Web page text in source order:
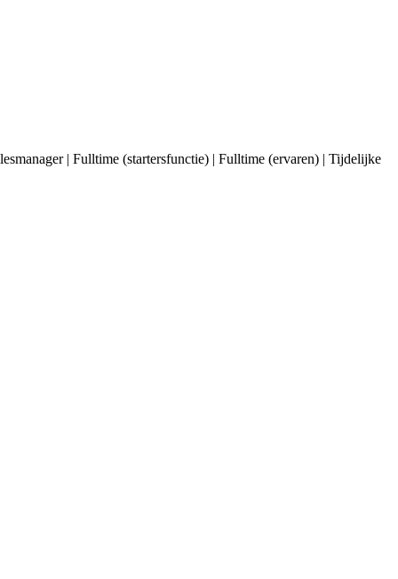
| Fulltime (startersfunctie) | Fulltime (ervaren) | Tijdelijke